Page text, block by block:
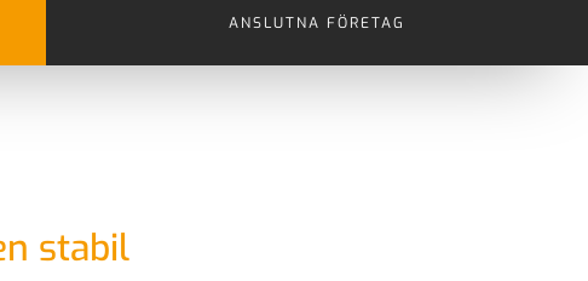
ANSLUTNA FÖRETAG
stabil